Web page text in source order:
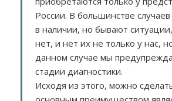
России. В большинстве
в наличии, но бывают
нет, и нет их не только у нас,
данном случае мы
стадии диагностики.
Исходя из этого, можно